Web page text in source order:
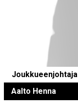
Joukkueenjohtaja
Aalto Henna